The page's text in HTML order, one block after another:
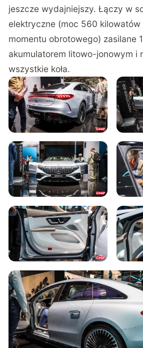
jeszcze wydajniejszy. Łączy w
elektryczne (moc 560 kilowatów
momentu obrotowego) zasilane
akumulatorem litowo-jonowym i
wszystkie koła.